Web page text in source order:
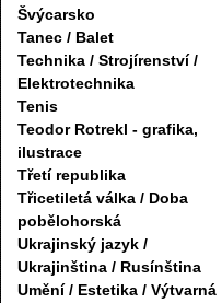
Švýcarsko
Tanec / Balet
Technika / Strojírenství /
Elektrotechnika
Tenis
Teodor Rotrekl - grafika,
ilustrace
Třetí republika
Třicetiletá válka / Doba
pobělohorská
Ukrajinský jazyk /
Ukrajinština / Rusínština
Umění / Estetika / Výtvarná